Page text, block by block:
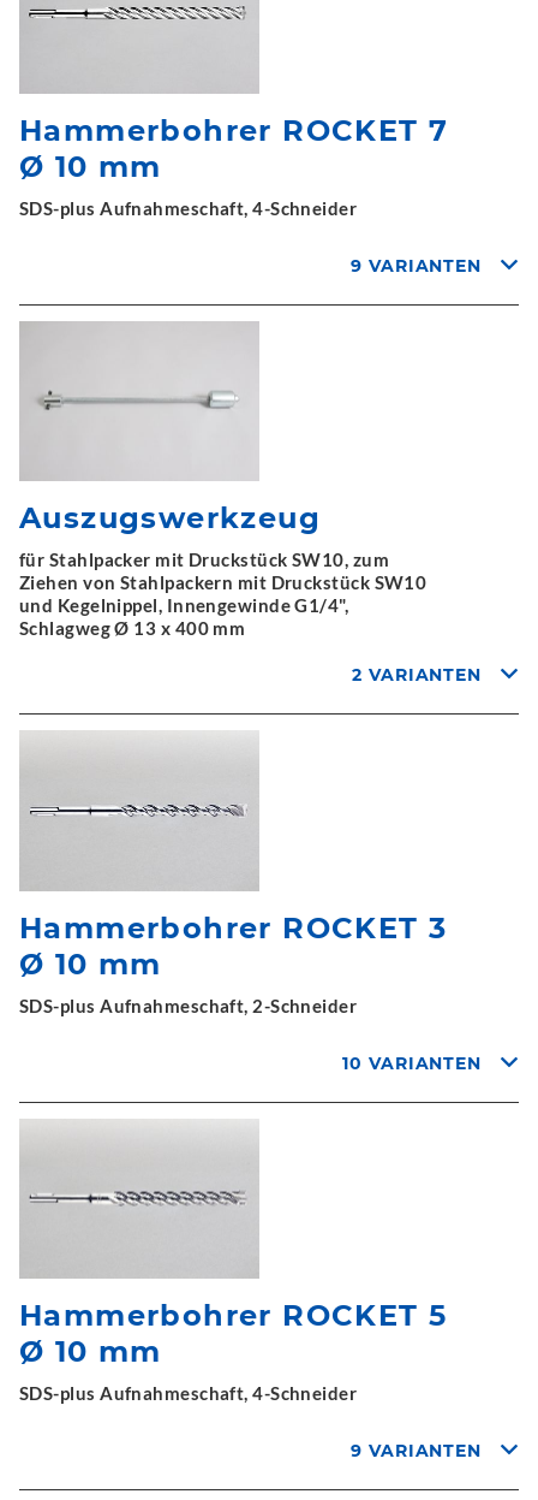
Hammerbohrer ROCKET 7
Ø 10 mm
SDS-plus Aufnahmeschaft, 4-Schneider
9 VARIANTEN
Auszugswerkzeug
für Stahlpacker mit Druckstück SW10, zum
Ziehen von Stahlpackern mit Druckstück SW10
und Kegelnippel, Innengewinde G1/4",
Schlagweg Ø 13 x 400 mm
2 VARIANTEN
Hammerbohrer ROCKET 3
Ø 10 mm
SDS-plus Aufnahmeschaft, 2-Schneider
10 VARIANTEN
Hammerbohrer ROCKET 5
Ø 10 mm
SDS-plus Aufnahmeschaft, 4-Schneider
9 VARIANTEN